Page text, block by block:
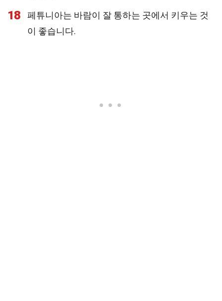
18
페튜니아는 바람이 잘 통하는 곳에서 키우는 것
이 좋습니다.